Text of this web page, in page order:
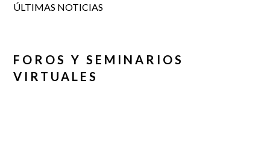
ÚLTIMAS NOTICIAS
FOROS Y SEMINARIOS
VIRTUALES